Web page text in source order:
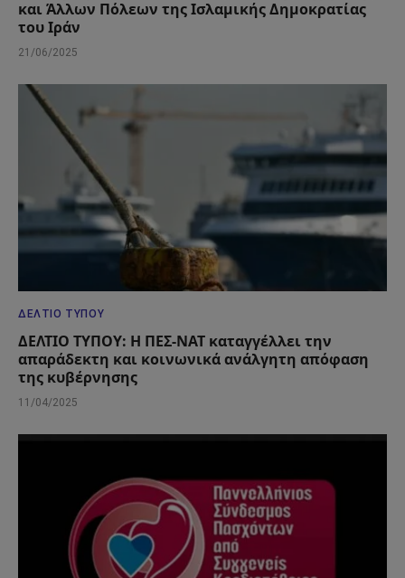
και Άλλων Πόλεων της Ισλαμικής Δημοκρατίας
του Ιράν
21/06/2025
ΔΕΛΤΊΟ ΤΎΠΟΥ
ΔΕΛΤΙΟ ΤΥΠΟΥ: Η ΠΕΣ-ΝΑΤ καταγγέλλει την
απαράδεκτη και κοινωνικά ανάλγητη απόφαση
της κυβέρνησης
11/04/2025